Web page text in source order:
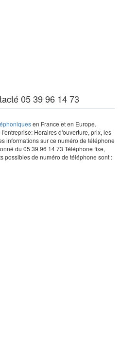
05 39 96 14 73
en France et en Europe.
Horaires d'ouverture, prix, les
informations sur ce numéro de téléphone
du 05 39 96 14 73 Téléphone fixe,
possibles de numéro de téléphone sont :